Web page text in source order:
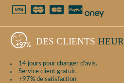
DES CLIENTS
14 jours pour changer d'avis.
Service client gratuit.
+97% de satisfaction